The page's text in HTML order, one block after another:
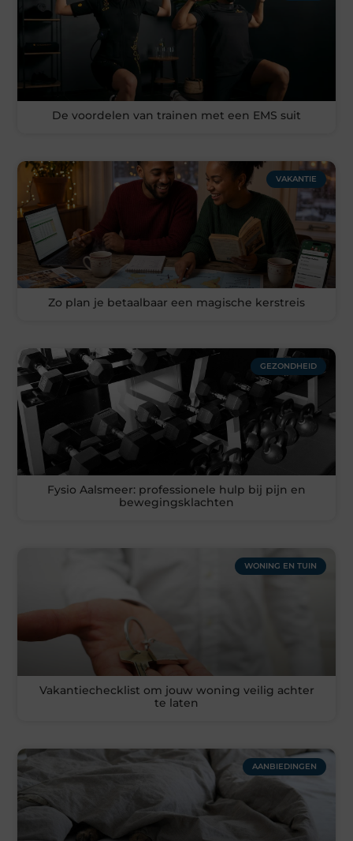
De voordelen van trainen met een EMS suit
VAKANTIE
Zo plan je betaalbaar een magische kerstreis
GEZONDHEID
Fysio Aalsmeer: professionele hulp bij pijn en
bewegingsklachten
WONING EN TUIN
Vakantiechecklist om jouw woning veilig achter
te laten
AANBIEDINGEN